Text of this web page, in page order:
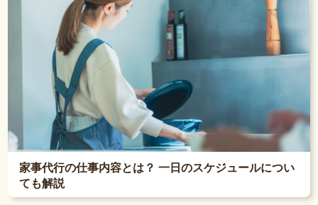
家事代行の仕事内容とは？ 一日のスケジュールについ
ても解説